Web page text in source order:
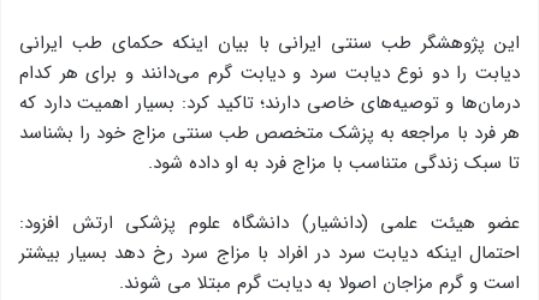
این پژوهشگر طب سنتی ایرانی با بیان اینکه حکمای طب ایرانی
دیابت را دو نوع دیابت سرد و دیابت گرم می‌دانند و برای هر کدام
درمان‌ها و توصیه‌های خاصی دارند؛ تاکید کرد: بسیار اهمیت دارد که
هر فرد با مراجعه به پزشک متخصص طب سنتی مزاج خود را بشناسد
تا سبک زندگی متناسب با مزاج فرد به او داده شود.
عضو هیئت علمی (دانشیار) دانشگاه علوم پزشکی ارتش افزود:
احتمال اینکه دیابت سرد در افراد با مزاج سرد رخ دهد بسیار بیشتر
است و گرم مزاجان اصولا به دیابت گرم مبتلا می شوند.